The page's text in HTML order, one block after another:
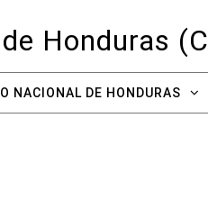
Honduras
NACIONAL DE HONDURAS